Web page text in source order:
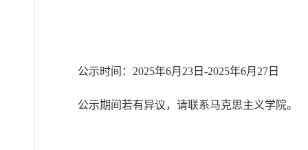
公示时间：2025年6月23日-2025年6月27日
公示期间若有异议，请联系马克思主义学院。